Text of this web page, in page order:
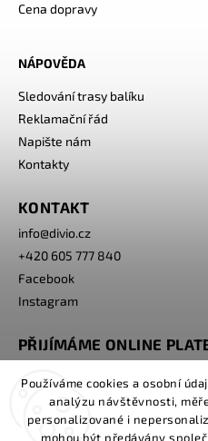
Používáme cookies a osobní
analýzu návštěvnosti,
personalizované i
mohou být předávány
Cena dopravy
NÁPOVĚDA
Sledování trasy balíku
Reklamační řád
Napište nám
Kontakty
KONTAKT
info@divio.cz
+420 605 777 840
Facebook
Instagram
PŘIJÍMÁME ONLINE